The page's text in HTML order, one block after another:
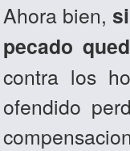
Ahora bien,
pecado
contra los
ofendido